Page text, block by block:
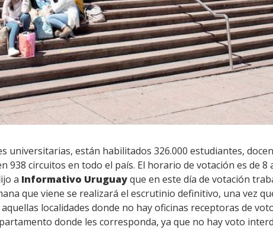
universitarias, están habilitados 326.000 estudiantes,
938 circuitos en todo el país. El horario de votación es de 8
a Informativo Uruguayque en este día de votación
que viene se realizará el escrutinio definitivo, una vez
localidades donde no hay oficinas receptoras de
donde les corresponda, ya que no hay voto